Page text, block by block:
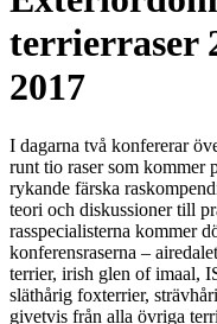
terrierraser
2017
I dagarna två konfererar
runt tio raser som kommer
rykande färska
teori och diskussioner till
rasspecialisterna kommer
konferensraserna –
terrier, irish glen of imaal,
släthårig foxterrier,
givetvis från alla övriga